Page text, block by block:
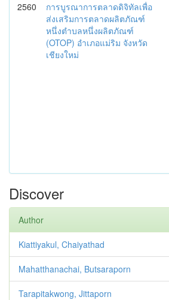
2560
การบูรณาการตลาดดิจิทัลเพื่อ
ส่งเสริมการตลาดผลิตภัณฑ์
หนึ่งตำบลหนึ่งผลิตภัณฑ์
(OTOP) อำเภอแม่ริม จังหวัด
เชียงใหม่
Discover
Author
Kiattiyakul, Chaiyathad
Mahatthanachai, Butsaraporn
Tarapitakwong, Jittaporn